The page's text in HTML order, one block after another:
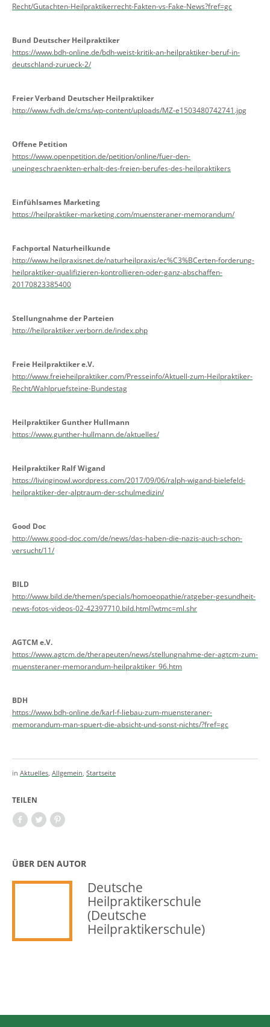
Recht/Gutachten-Heilpraktikerrecht-Fakten-vs-Fake-News?fref=gc
Bund Deutscher Heilpraktiker
https://www.bdh-online.de/bdh-weist-kritik-an-heilpraktiker-beruf-in-
deutschland-zurueck-2/
Freier Verband Deutscher Heilpraktiker
http://www.fvdh.de/cms/wp-content/uploads/MZ-e1503480742741.jpg
Offene Petition
https://www.openpetition.de/petition/online/fuer-den-
uneingeschraenkten-erhalt-des-freien-berufes-des-heilpraktikers
Einfühlsames Marketing
https://heilpraktiker-marketing.com/muensteraner-memorandum/
Fachportal Naturheilkunde
http://www.heilpraxisnet.de/naturheilpraxis/ec%C3%BCerten-forderung-
heilpraktiker-qualifizieren-kontrollieren-oder-ganz-abschaffen-
20170823385400
Stellungnahme der Parteien
http://heilpraktiker.verborn.de/index.php
Freie Heilpraktiker e.V.
http://www.freieheilpraktiker.com/Presseinfo/Aktuell-zum-Heilpraktiker-
Recht/Wahlpruefsteine-Bundestag
Heilpraktiker Gunther Hullmann
https://www.gunther-hullmann.de/aktuelles/
Heilpraktiker Ralf Wigand
https://livinginowl.wordpress.com/2017/09/06/ralph-wigand-bielefeld-
heilpraktiker-der-alptraum-der-schulmedizin/
Good Doc
http://www.good-doc.com/de/news/das-haben-die-nazis-auch-schon-
versucht/11/
BILD
http://www.bild.de/themen/specials/homoeopathie/ratgeber-gesundheit-
news-fotos-videos-02-42397710.bild.html?wtmc=ml.shr
AGTCM e.V.
https://www.agtcm.de/therapeuten/news/stellungnahme-der-agtcm-zum-
muensteraner-memorandum-heilpraktiker_96.htm
BDH
https://www.bdh-online.de/karl-f-liebau-zum-muensteraner-
memorandum-man-spuert-die-absicht-und-sonst-nichts/?fref=gc
in Aktuelles Allgemein Startseite
TEILEN
ÜBER DEN AUTOR
Deutsche
Heilpraktikerschule
(Deutsche
Heilpraktikerschule)